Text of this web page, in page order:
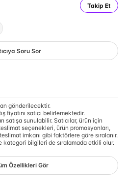
Takip Et
Soru Sor
gönderilecektir.
fiyatını satıcı belirlemektedir.
satışa sunulabilir. Satıcılar, ürün için
seçenekleri, ürün promosyonları,
imkanı gibi faktörlere göre sıralanır.
kategori bilgileri de sıralamada etkili olur.
Özellikleri Gör